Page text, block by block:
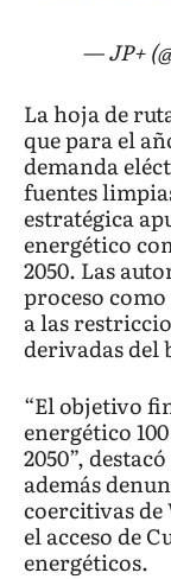
— JP+
La hoja de
que para el
demanda
fuentes
estratégica
energético
2050. Las
proceso
a las
derivadas del
“El objetivo
energético
2050”,
además
coercitivas
el acceso de
energéticos.